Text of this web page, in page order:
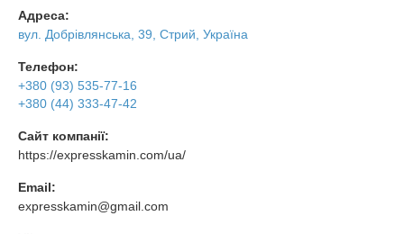
Адреса:
вул. Добрівлянська, 39, Стрий, Україна
Телефон:
+380 (93) 535-77-16
+380 (44) 333-47-42
Сайт компанії:
https://expresskamin.com/ua/
Email:
expresskamin@gmail.com